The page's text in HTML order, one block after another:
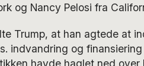
og Nancy Pelosi fra
Trump, at han agtede at
indvandring og
havde haglet ned